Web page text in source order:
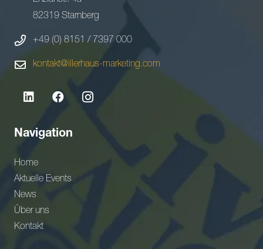
82319 Starnberg
+49 (0) 8151 / 7397 000
kontakt@illerhaus-marketing.com
Navigation
Home
Aktuelle Events
News
Über uns
Kontakt